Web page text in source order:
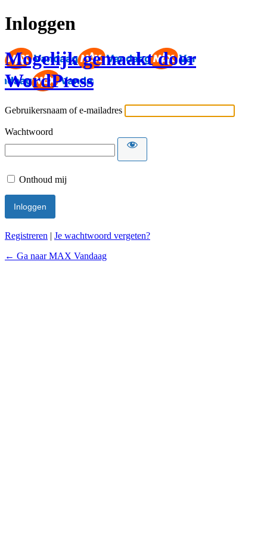
Inloggen
Mogelijk gemaakt door
WordPress
Gebruikersnaam of e-mailadres
Wachtwoord
Onthoud mij
Registreren | Je wachtwoord vergeten?
← Ga naar MAX Vandaag